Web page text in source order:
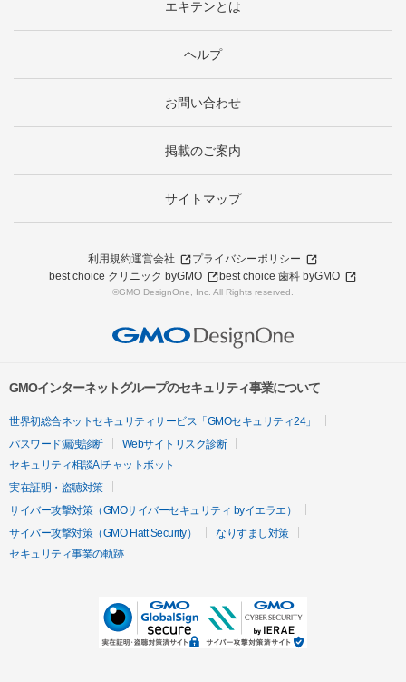
エキテンとは
ヘルプ
お問い合わせ
掲載のご案内
サイトマップ
利用規約運営会社
プライバシーポリシー
best choice クリニック byGMO
best choice 歯科 byGMO
©GMO DesignOne, Inc. All Rights reserved.
GMOインターネットグループのセキュリティ事業について
世界初総合ネットセキュリティサービス「GMOセキュリティ24」
パスワード漏洩診断
Webサイトリスク診断
セキュリティ相談AIチャットボット
実在証明・盗聴対策
サイバー攻撃対策（GMOサイバーセキュリティ byイエラエ）
サイバー攻撃対策（GMO Flatt Security）
なりすまし対策
セキュリティ事業の軌跡